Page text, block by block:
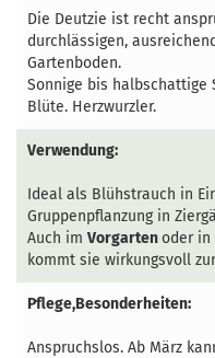
Die Deutzie ist recht
durchlässigen,
Gartenboden.
Sonnige bis halbschattige
Blüte. Herzwurzler.
Verwendung:
Ideal als Blühstrauch in
Gruppenpflanzung in
Auch im Vorgartenoder in
kommt sie wirkungsvoll
Pflege,Besonderheiten:
Anspruchslos. Ab März